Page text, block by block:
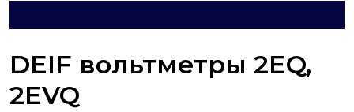
DEIF вольтметры 2EQ,
2EVQ